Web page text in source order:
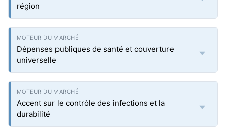
région
Dépenses publiques de santé et couverture
universelle
Accent sur le contrôle des infections et la
durabilité